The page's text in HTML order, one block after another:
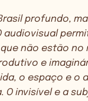
profundo,
não estão no
e
o espaço e o
O invisível e a